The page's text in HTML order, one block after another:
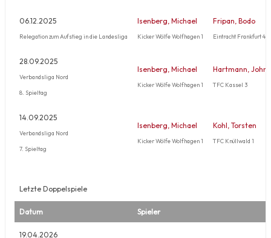
06.12.2025
Relegation zum Aufstieg in die Landesliga
Isenberg, Michael
Kicker Wölfe Wolfhagen 1
Fripan, Bodo
Eintracht Frankfurt 4
28.09.2025
Verbandsliga Nord
8. Spieltag
Isenberg, Michael
Kicker Wölfe Wolfhagen 1
Hartmann, John
TFC Kassel 3
14.09.2025
Verbandsliga Nord
7. Spieltag
Isenberg, Michael
Kicker Wölfe Wolfhagen 1
Kohl, Torsten
TFC Knüllwald 1
Letzte Doppelspiele
Datum Spieler
19.04.2026